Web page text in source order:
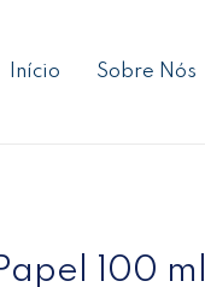
Início Sobre Nós
100 ml